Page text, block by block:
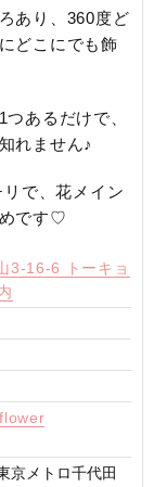
あり、360度ど
どこにでも飾
あるだけで、
れません♪
で、花メイン
です♡
3-16-6 トーキョ
京メトロ千代田